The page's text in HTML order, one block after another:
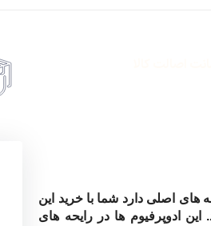
مشابه نمونه های اصلی دارد شما با خرید این
این ادوپرفیوم ها در رایحه های